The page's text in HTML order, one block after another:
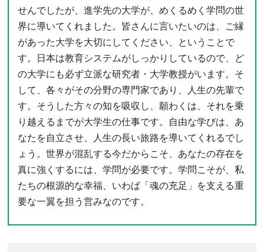
せんでしたが、進学先の大学が、めくるめく学問の世
界に導いてくれました。皆さんに言いたいのは、ご縁
があった大学を大切にしてください、ということで
す。日本は教育システムがしっかりしているので、ど
の大学にも必ず立派な研究者・大学教授がいます。そ
して、各々がその分野の専門家であり、人生の先輩で
す。そうした方々の知を吸収し、願わくは、それを乗
り越えるまでが大学生の仕事です。自由な学びは、あ
なたを自立させ、人生の長い旅路を導いてくれるでし
ょう。世界が混乱する今だからこそ、あなたの存在を
真に強くするには、学問が必要です。学問こそが、私
たちの根源的な幸福、いわば「魂の充足」を支える重
要な一翼を担う営みなのです。